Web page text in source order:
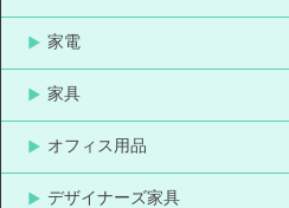
家電
家具
オフィス用品
デザイナーズ家具